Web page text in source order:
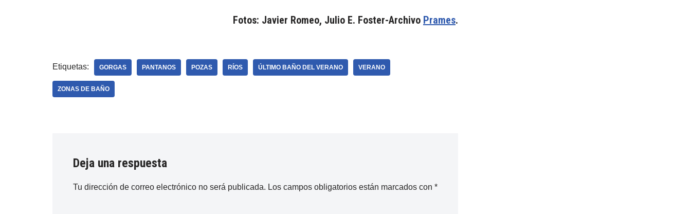
Fotos: Javier Romeo, Julio E. Foster-Archivo Prames.
Etiquetas: GORGAS PANTANOS POZAS RÍOS ÚLTIMO BAÑO DEL VERANO VERANO
ZONAS DE BAÑO
Deja una respuesta
Tu dirección de correo electrónico no será publicada. Los campos obligatorios están marcados con *